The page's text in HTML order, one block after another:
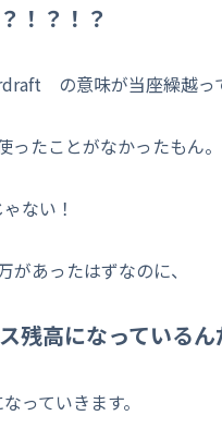
！？！？
の意味が当座繰越っ
ったことがなかったもん。
ない！
があったはずなのに、
残高になっている
っていきます。